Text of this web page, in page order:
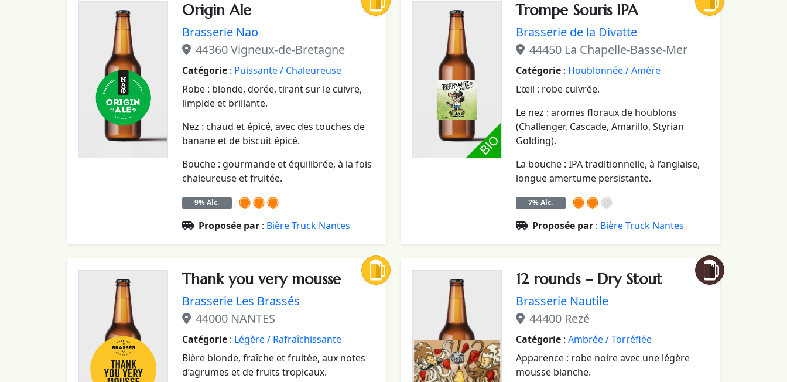
Origin Ale
Brasserie Nao
44360 Vigneux-de-Bretagne
Catégorie: Puissante / Chaleureuse
Robe : blonde, dorée, tirant sur le cuivre,
limpide et brillante.
Nez : chaud et épicé, avec des touches de
banane et de biscuit épicé.
Bouche : gourmande et équilibrée, à la fois
chaleureuse et fruitée.
9% Alc.
Proposée par: Bière Truck Nantes
Trompe Souris IPA
Brasserie de la Divatte
44450 La Chapelle-Basse-Mer
Catégorie: Houblonnée / Amère
L’œil : robe cuivrée.
Le nez : aromes floraux de houblons
(Challenger, Cascade, Amarillo, Styrian
Golding).
La bouche : IPA traditionnelle, à l’anglaise,
longue amertume persistante.
7% Alc.
Proposée par: Bière Truck Nantes
Thank you very mousse
Brasserie Les Brassés
44000 NANTES
Catégorie: Légère / Rafraîchissante
Bière blonde, fraîche et fruitée, aux notes
d’agrumes et de fruits tropicaux.
12 rounds – Dry Stout
Brasserie Nautile
44400 Rezé
Catégorie: Ambrée / Torréfiée
Apparence : robe noire avec une légère
mousse blanche.